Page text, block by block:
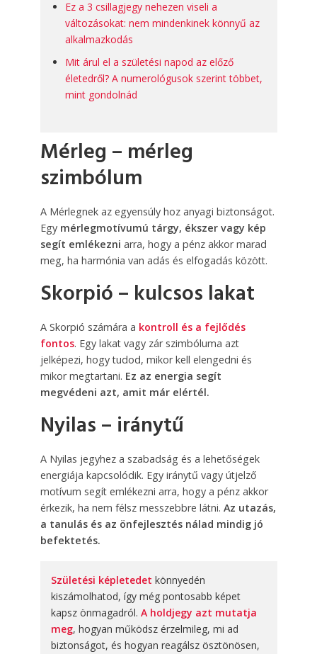
Ez a 3 csillagjegy nehezen viseli a
változásokat: nem mindenkinek könnyű az
alkalmazkodás
Mit árul el a születési napod az előző
életedről? A numerológusok szerint többet,
mint gondolnád
Mérleg – mérleg
szimbólum
A Mérlegnek az egyensúly hoz anyagi biztonságot.
Egy mérlegmotívumú tárgy, ékszer vagy kép
segít emlékezni arra, hogy a pénz akkor marad
meg, ha harmónia van adás és elfogadás között.
Skorpió – kulcsos lakat
A Skorpió számára a kontroll és a fejlődés
fontos. Egy lakat vagy zár szimbóluma azt
jelképezi, hogy tudod, mikor kell elengedni és
mikor megtartani. Ez az energia segít
megvédeni azt, amit már elértél.
Nyilas – iránytű
A Nyilas jegyhez a szabadság és a lehetőségek
energiája kapcsolódik. Egy iránytű vagy útjelző
motívum segít emlékezni arra, hogy a pénz akkor
érkezik, ha nem félsz messzebbre látni. Az utazás,
a tanulás és az önfejlesztés nálad mindig jó
befektetés.
Születési képletedet könnyedén
kiszámolhatod, így még pontosabb képet
kapsz önmagadról. A holdjegy azt mutatja
meg, hogyan működsz érzelmileg, mi ad
biztonságot, és hogyan reagálsz ösztönösen,